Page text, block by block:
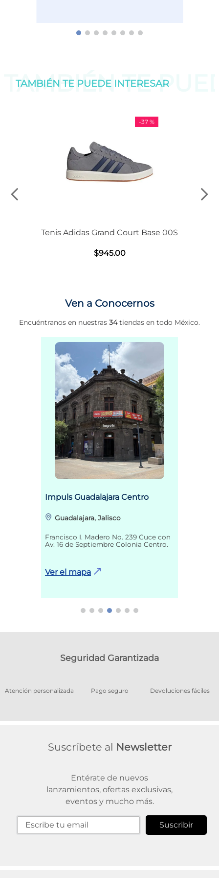
TAMBIÉN TE
TAMBIÉN TE PUEDE INTERESAR
-37 %
Tenis Adidas Grand Court Base 00S
$945.00
Ven a Conocernos
Encuéntranos en nuestras 34tiendas en todo México.
Impuls Guadalajara Centro
Guadalajara, Jalisco
Francisco I. Madero No. 239 Cuce con
Av. 16 de Septiembre Colonia Centro.
Ver el mapa
Seguridad Garantizada
Atención personalizada Pago seguro Devoluciones fáciles
Suscríbete al Newsletter
Entérate de nuevos
lanzamientos, ofertas exclusivas,
eventos y mucho más.
Suscribir